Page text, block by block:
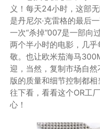
义！每天24小时，这部
是丹尼尔·克雷格的最后
一次“杀掉”007是一部向
两个半小时的电影，几
敬。也让欧米茄海马
迎，当然，复制市场自
版的质量和细节控制都
往下看，看看这个OR工
心！